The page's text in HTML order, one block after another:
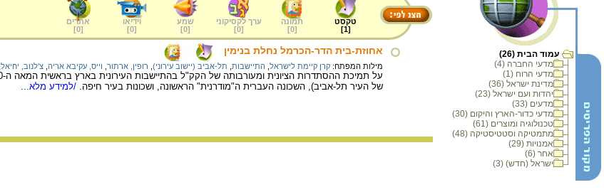
עמוד הבית (26)
מדעי החברה (4)
מדעי הרוח (1)
מדינת ישראל (36)
יהדות ועם ישראל (23)
מדעים (33)
מדעי כדור-הארץ והיקום (30)
טכנולוגיה ומוצרים (61)
מתמטיקה וסטטיסטיקה (48)
אמנויות (29)
אחר (6)
ישראל (חדש) (3)
טקסט
[
1
]
תמונה
[
0
]
ערך לקסיקוני
[
0
]
שמע
[
0
]
וידיאו
[
0
]
אתרים
[
0
]
אחוזת-בית הדר-הכרמל נחלת בנימין
מילות המפתח: קרן קיימת לישראל התיישבות תל-אביב (יישוב עירוני) רופין, ארתור וייס, עקיבא אריה צ'לנוב, יחיאל
של העיר תל-אביב), השכונה העברית ה"מודרנית" הראשונה, ושכונות בעיר חיפה. /למידע מלא...